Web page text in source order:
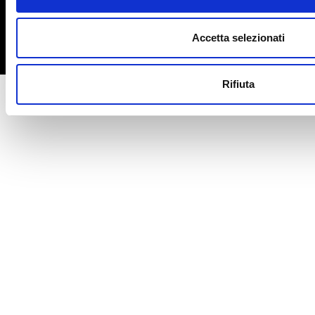
Accetta selezionati
Rifiuta
©Caleidos S.r.l. 2026 - All right reserved